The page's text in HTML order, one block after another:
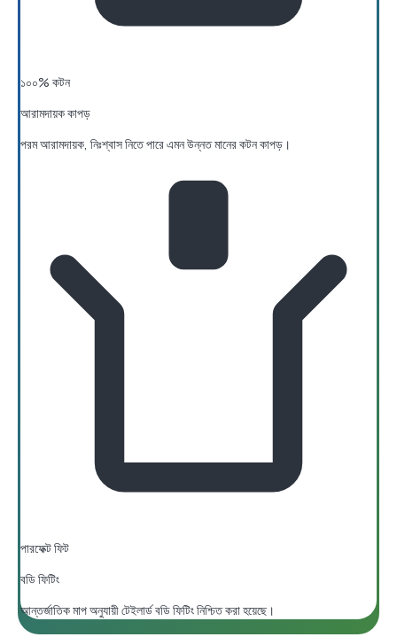
১০০% কটন
আরামদায়ক কাপড়
পরম আরামদায়ক, নিঃশ্বাস নিতে পারে এমন উন্নত মানের কটন কাপড়।
পারফেক্ট ফিট
বডি ফিটিং
আন্তর্জাতিক মাপ অনুযায়ী টেইলার্ড বডি ফিটিং নিশ্চিত করা হয়েছে।